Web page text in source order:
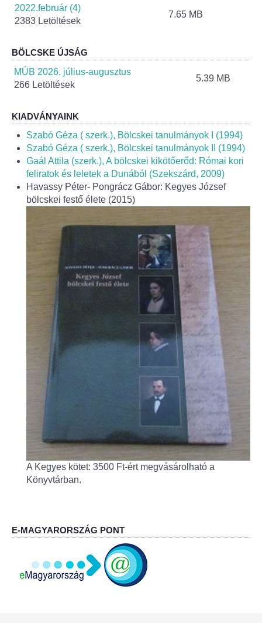
Közbeszerzések
Közadat
Alapítványok
Helyi Építési Szabályzat
INTÉZMÉNYEK
Óvodakert
Egészségügy
Gyermekorvos
Központi orvosi ügyelet
Alapszolgáltatási Központ
Kultúra
Rendezvényház
Könyvtár
2022.február (4)
2383 Letöltések
7.65 MB
BÖLCSKE ÚJSÁG
MÚB 2026. július-augusztus
266 Letöltések
5.39 MB
KIADVÁNYAINK
Szabó Géza ( szerk.), Bölcskei tanulmányok I (1994)
Szabó Géza ( szerk.), Bölcskei tanulmányok II (1994)
Gaál Attila (szerk.), A bölcskei kikötőerőd: Római kori
feliratok és leletek a Dunából (Szekszárd, 2009)
Havassy Péter- Pongrácz Gábor: Kegyes József
bölcskei festő élete (2015)
A Kegyes kötet: 3500 Ft-ért megvásárolható a
Könyvtárban.
E-MAGYARORSZÁG PONT